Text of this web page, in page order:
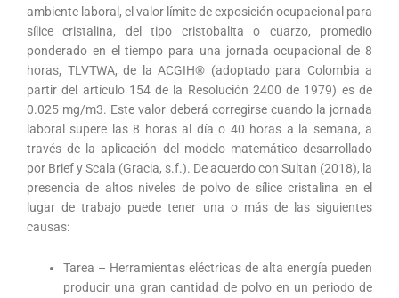
ambiente laboral, el valor límite de exposición ocupacional para
sílice cristalina, del tipo cristobalita o cuarzo, promedio
ponderado en el tiempo para una jornada ocupacional de 8
horas, TLVTWA, de la ACGIH® (adoptado para Colombia a
partir del artículo 154 de la Resolución 2400 de 1979) es de
0.025 mg/m3. Este valor deberá corregirse cuando la jornada
laboral supere las 8 horas al día o 40 horas a la semana, a
través de la aplicación del modelo matemático desarrollado
por Brief y Scala (Gracia, s.f.). De acuerdo con Sultan (2018), la
presencia de altos niveles de polvo de sílice cristalina en el
lugar de trabajo puede tener una o más de las siguientes
causas:
Tarea – Herramientas eléctricas de alta energía pueden
producir una gran cantidad de polvo en un periodo de